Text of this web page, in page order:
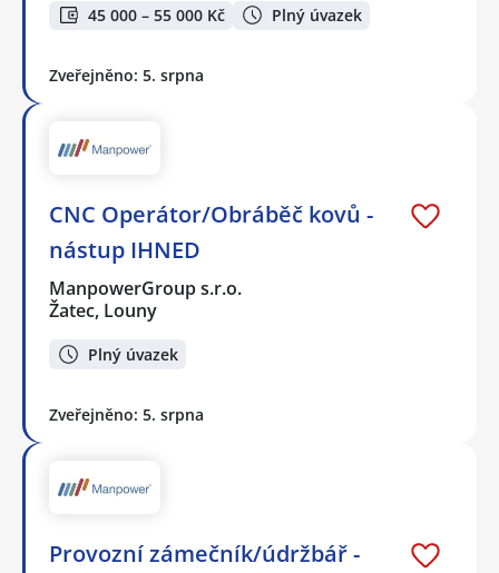
45 000 – 55 000 Kč Plný úvazek
Zveřejněno: 5. srpna
CNC Operátor/Obráběč kovů -
nástup IHNED
ManpowerGroup s.r.o.
Žatec, Louny
Plný úvazek
Zveřejněno: 5. srpna
Provozní zámečník/údržbář -